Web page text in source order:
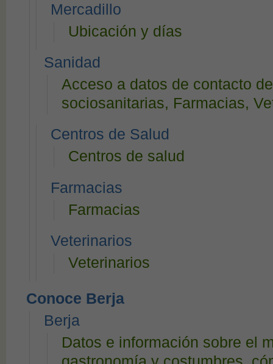
Mercadillo
Ubicación y días
Sanidad
Acceso a datos de contacto
sociosanitarias, Farmacias,
Centros de Salud
Centros de salud
Farmacias
Farmacias
Veterinarios
Veterinarios
Conoce Berja
Berja
Datos e información sobre el